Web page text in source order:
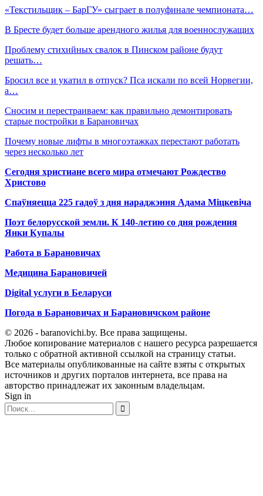
«Текстильщик – БарГУ» сыграет в полуфинале чемпионата…
В Бресте будет больше арендного жилья для военнослужащих
Проблему стихийных свалок в Пинском районе будут
решать…
Бросил все и укатил в отпуск? Пса искали по всей Норвегии,
а…
Сносим и перестраиваем: как правильно демонтировать
старые постройки в Барановичах
Почему новые лифты в многоэтажках перестают работать
через несколько лет
Сегодня христиане всего мира отмечают Рождество
Христово
Спаўняецца 225 гадоў з дня нараджэння Адама Міцкевіча
Поэт белорусской земли. К 140-летию со дня рождения
Янки Купалы
Работа в Барановичах
Медицина Барановичей
Digital услуги в Беларуси
Погода в Барановичах и Барановичском районе
© 2026 - baranovichi.by. Все права защищены.
Любое копирование материалов с нашего ресурса разрешается
только с обратной активной ссылкой на страницу статьи.
Все материалы опубликованные на сайте взяты с открытых
источников и других порталов интернета, все права на
авторство принадлежат их законным владельцам.
Sign in